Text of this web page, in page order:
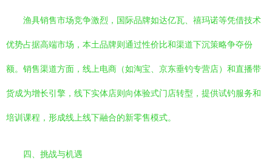
渔具销售市场竞争激烈，国际品牌如达亿瓦、禧玛诺等凭借技术
优势占据高端市场，本土品牌则通过性价比和渠道下沉策略争夺份
额。销售渠道方面，线上电商（如淘宝、京东垂钓专营店）和直播带
货成为增长引擎，线下实体店则向体验式门店转型，提供试钓服务和
培训课程，形成线上线下融合的新零售模式。
四、挑战与机遇